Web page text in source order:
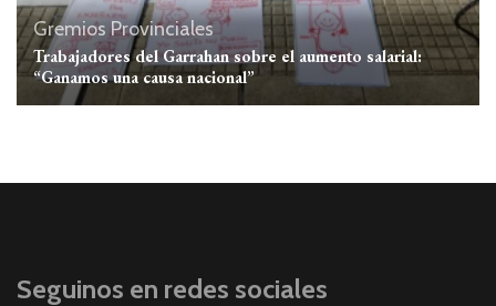
Gremios Provinciales
Trabajadores del Garrahan sobre el aumento salarial:
“Ganamos una causa nacional”
Seguinos en redes sociales